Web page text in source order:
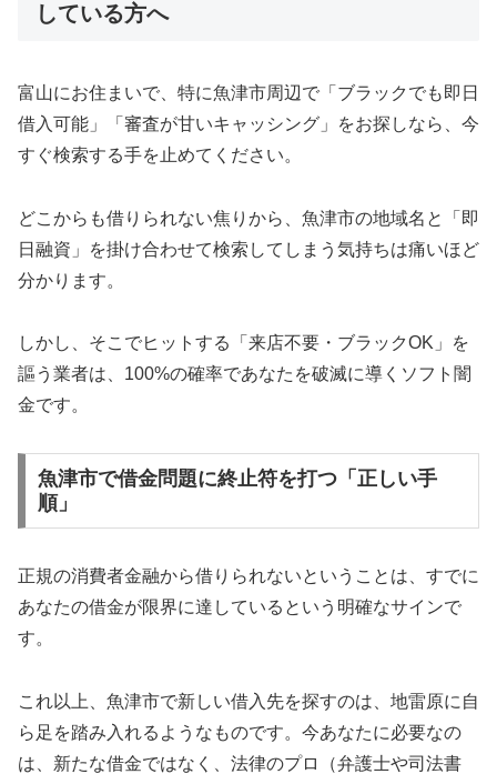
している方へ
富山にお住まいで、特に魚津市周辺で「ブラックでも即日
借入可能」「審査が甘いキャッシング」をお探しなら、今
すぐ検索する手を止めてください。
どこからも借りられない焦りから、魚津市の地域名と「即
日融資」を掛け合わせて検索してしまう気持ちは痛いほど
分かります。
しかし、そこでヒットする「来店不要・ブラックOK」を
謳う業者は、100%の確率であなたを破滅に導くソフト闇
金です。
魚津市で借金問題に終止符を打つ「正しい手
順」
正規の消費者金融から借りられないということは、すでに
あなたの借金が限界に達しているという明確なサインで
す。
これ以上、魚津市で新しい借入先を探すのは、地雷原に自
ら足を踏み入れるようなものです。今あなたに必要なの
は、新たな借金ではなく、法律のプロ（弁護士や司法書